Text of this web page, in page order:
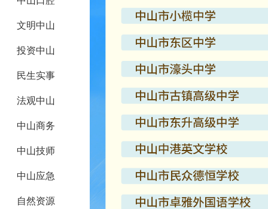
文明中山
投资中山
民生实事
法观中山
中山商务
中山技师
中山应急
自然资源